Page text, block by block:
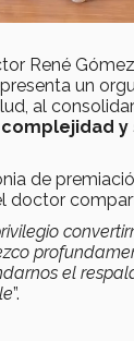
René
un
al
y
de
doctor
el
”.